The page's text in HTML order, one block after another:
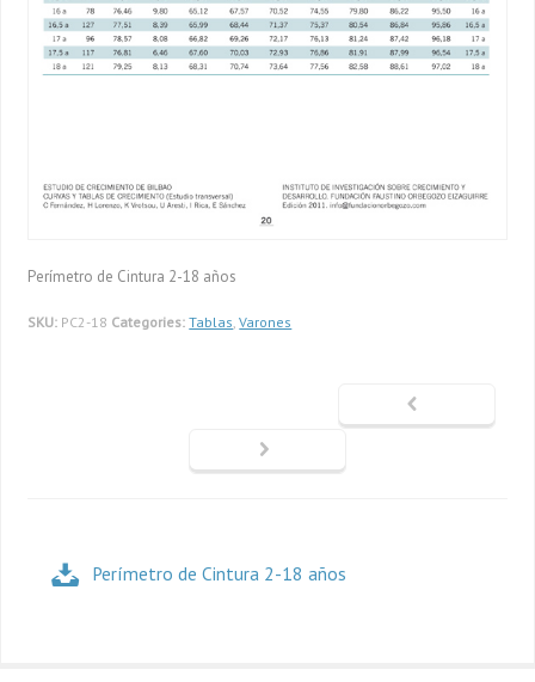
Perímetro de Cintura 2-18 años
SKU: PC2-18 Categories: Tablas,Varones
Perímetro de Cintura 2-18 años